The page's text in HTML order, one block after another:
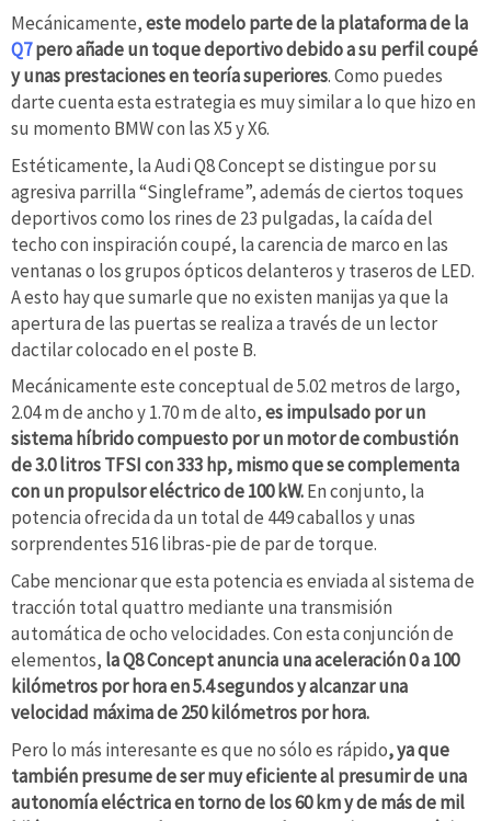
Mecánicamente,este modelo parte de la plataforma de la
Q7pero añade un toque deportivo debido a su perfil coupé
y unas prestaciones en teoría superiores. Como puedes
darte cuenta esta estrategia es muy similar a lo que hizo en
su momento BMW con las X5 y X6.
Estéticamente, la Audi Q8 Concept se distingue por su
agresiva parrilla “Singleframe”, además de ciertos toques
deportivos como los rines de 23 pulgadas, la caída del
techo con inspiración coupé, la carencia de marco en las
ventanas o los grupos ópticos delanteros y traseros de LED.
A esto hay que sumarle que no existen manijas ya que la
apertura de las puertas se realiza a través de un lector
dactilar colocado en el poste B.
Mecánicamente este conceptual de 5.02 metros de largo,
2.04 m de ancho y 1.70 m de alto,es impulsado por un
sistema híbrido compuesto por un motor de combustión
de 3.0 litros TFSI con 333 hp, mismo que se complementa
con un propulsor eléctrico de 100 kW.En conjunto, la
potencia ofrecida da un total de 449 caballos y unas
sorprendentes 516 libras-pie de par de torque.
Cabe mencionar que esta potencia es enviada al sistema de
tracción total quattro mediante una transmisión
automática de ocho velocidades. Con esta conjunción de
elementos, la Q8 Concept anuncia una aceleración 0 a 100
kilómetros por hora en 5.4 segundos y alcanzar una
velocidad máxima de 250 kilómetros por hora.
Pero lo más interesante es que no sólo es rápido, ya que
también presume de ser muy eficiente al presumir de una
autonomía eléctrica en torno de los 60 km y de más de mil